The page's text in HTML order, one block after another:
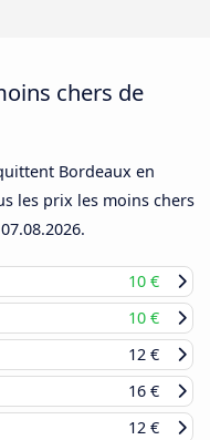
chers de
Bordeaux en
les prix les moins chers
07.08.2026.
10 €
10 €
12 €
16 €
12 €